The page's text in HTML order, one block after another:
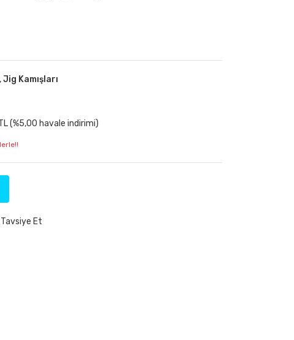
,Jig Kamışları
(%5,00 havale indirimi)
Tavsiye Et